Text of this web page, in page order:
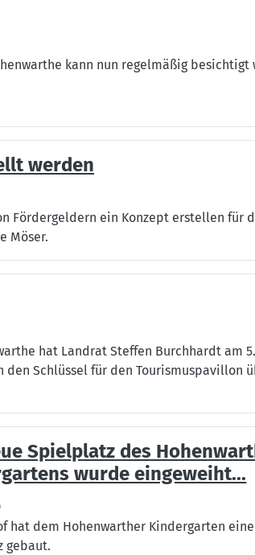
kann nun regelmäßig
werden
Fördergeldern ein Konzept erstellen für
Möser.
hat Landrat Steffen Burchhardt am
Schlüssel für den Tourismuspavillon
Spielplatz des
wurde eingeweiht...
hat dem Hohenwarther Kindergarten
gebaut.